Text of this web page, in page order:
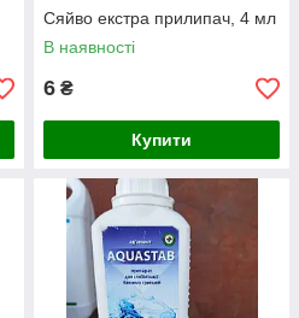
Сяйво екстра прилипач, 4 мл
В наявності
6 ₴
Купити